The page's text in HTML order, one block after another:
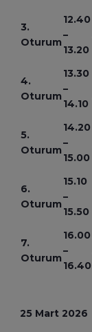
3.
Oturum
12.40
–
13.20
4.
Oturum
13.30
–
14.10
5.
Oturum
14.20
–
15.00
6.
Oturum
15.10
–
15.50
7.
Oturum
16.00
–
16.40
25 Mart 2026